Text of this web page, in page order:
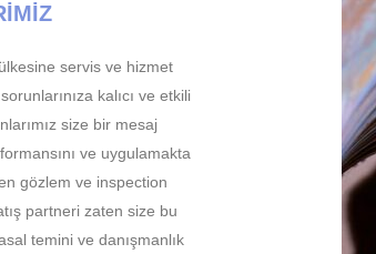
servis ve hizmet
kalıcı ve etkili
size bir mesaj
ve uygulamakta
gözlem ve inspection
partneri zaten size bu
temini ve danışmanlık